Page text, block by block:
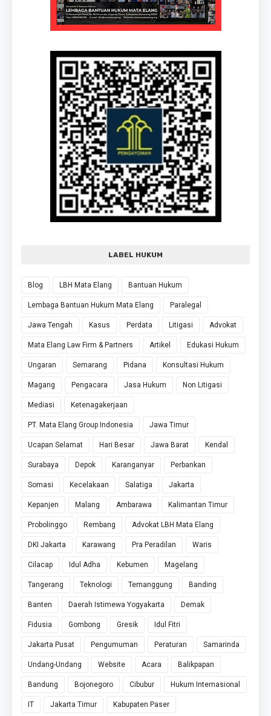
LABEL HUKUM
Blog LBH Mata Elang Bantuan Hukum
Lembaga Bantuan Hukum Mata Elang Paralegal
Jawa Tengah Kasus Perdata Litigasi Advokat
Mata Elang Law Firm & Partners Artikel Edukasi Hukum
Ungaran Semarang Pidana Konsultasi Hukum
Magang Pengacara Jasa Hukum Non Litigasi
Mediasi Ketenagakerjaan
PT. Mata Elang Group Indonesia Jawa Timur
Ucapan Selamat Hari Besar Jawa Barat Kendal
Surabaya Depok Karanganyar Perbankan
Somasi Kecelakaan Salatiga Jakarta
Kepanjen Malang Ambarawa Kalimantan Timur
Probolinggo Rembang Advokat LBH Mata Elang
DKI Jakarta Karawang Pra Peradilan Waris
Cilacap Idul Adha Kebumen Magelang
Tangerang Teknologi Temanggung Banding
Banten Daerah Istimewa Yogyakarta Demak
Fidusia Gombong Gresik Idul Fitri
Jakarta Pusat Pengumuman Peraturan Samarinda
Undang-Undang Website Acara Balikpapan
Bandung Bojonegoro Cibubur Hukum Internasional
IT Jakarta Timur Kabupaten Paser